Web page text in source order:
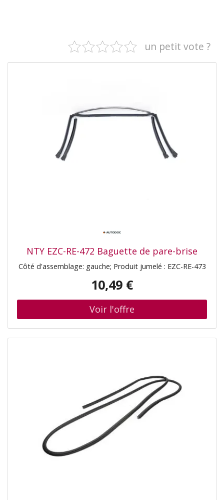
un petit vote ?
NTY EZC-RE-472 Baguette de pare-brise
Côté d'assemblage: gauche; Produit jumelé : EZC-RE-473
10,49 €